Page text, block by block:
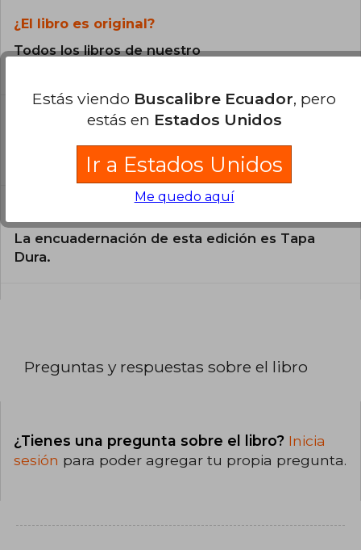
¿El libro es original?
Todos los libros de nuestro
¿En qué Idioma está escrito el
El libro está escrito en Inglés.
La encuadernación de esta edición es Tapa
Dura.
Preguntas y respuestas sobre el libro
¿Tienes una pregunta sobre el libro? Inicia
sesión para poder agregar tu propia pregunta.
Estás viendo Buscalibre Ecuador, pero
estás en Estados Unidos
Ir a Estados Unidos
Me quedo aquí